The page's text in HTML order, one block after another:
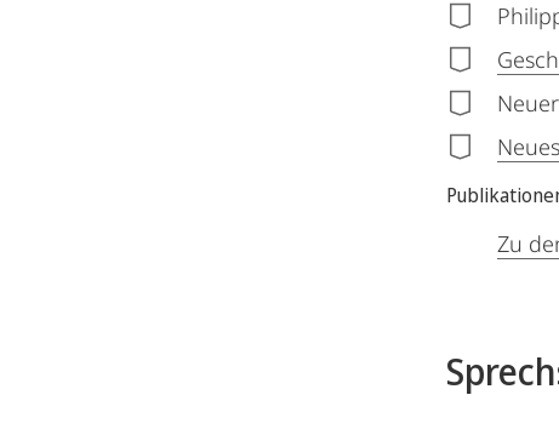
Zu